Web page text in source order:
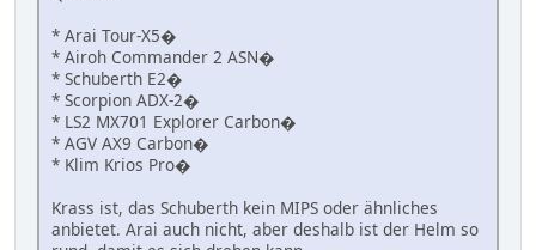
* Arai Tour‑X5�
* Airoh Commander 2 ASN�
* Schuberth E2�
* Scorpion ADX‑2�
* LS2 MX701 Explorer Carbon�
* AGV AX9 Carbon�
* Klim Krios Pro�
Krass ist, das Schuberth kein MIPS oder ähnliches
anbietet. Arai auch nicht, aber deshalb ist der Helm so